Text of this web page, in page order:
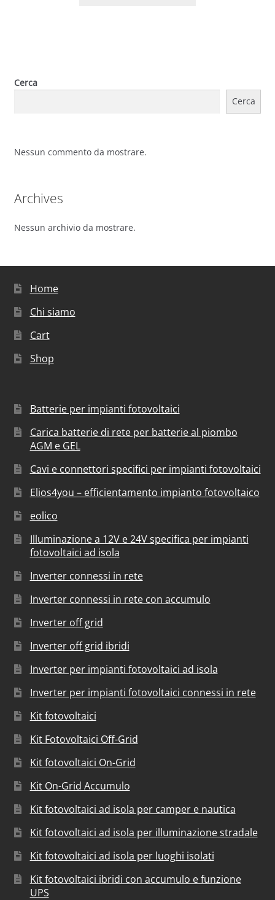
Cerca
Cerca
Nessun commento da mostrare.
Archives
Nessun archivio da mostrare.
Home
Chi siamo
Cart
Shop
Batterie per impianti fotovoltaici
Carica batterie di rete per batterie al piombo
AGM e GEL
Cavi e connettori specifici per impianti fotovoltaici
Elios4you – efficientamento impianto fotovoltaico
eolico
Illuminazione a 12V e 24V specifica per impianti
fotovoltaici ad isola
Inverter connessi in rete
Inverter connessi in rete con accumulo
Inverter off grid
Inverter off grid ibridi
Inverter per impianti fotovoltaici ad isola
Inverter per impianti fotovoltaici connessi in rete
Kit fotovoltaici
Kit Fotovoltaici Off-Grid
Kit fotovoltaici On-Grid
Kit On-Grid Accumulo
Kit fotovoltaici ad isola per camper e nautica
Kit fotovoltaici ad isola per illuminazione stradale
Kit fotovoltaici ad isola per luoghi isolati
Kit fotovoltaici ibridi con accumulo e funzione
UPS